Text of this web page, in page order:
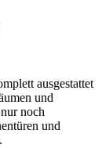
ausgestattet
und
noch
und